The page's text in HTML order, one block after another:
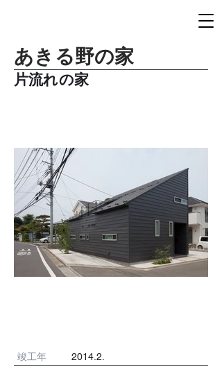
あきる野の家
片流れの家
竣工年 2014.2.